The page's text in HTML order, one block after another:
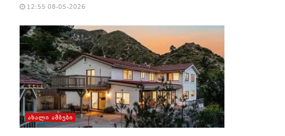
12:55 08-05-2026
ᲐᲮᲐᲚᲘ ᲐᲛᲑᲔᲑᲘ